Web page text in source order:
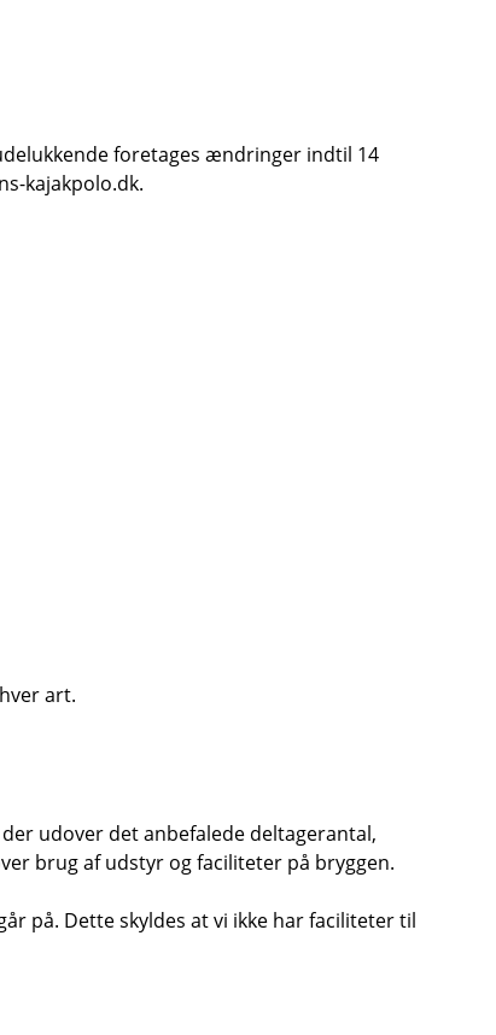
foretages ændringer indtil 14
kajakpolo.dk.
art.
udover det anbefalede deltagerantal,
brug af udstyr og faciliteter på bryggen.
på. Dette skyldes at vi ikke har faciliteter til